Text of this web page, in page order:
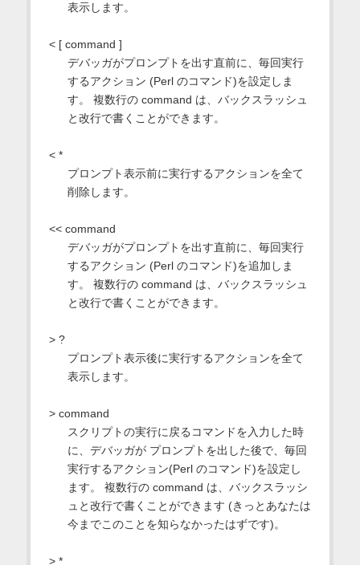
表示します。
< [ command ]
デバッガがプロンプトを出す直前に、毎回実行
するアクション (Perl のコマンド)を設定しま
す。 複数行の command は、バックスラッシュ
と改行で書くことができます。
< *
プロンプト表示前に実行するアクションを全て
削除します。
<< command
デバッガがプロンプトを出す直前に、毎回実行
するアクション (Perl のコマンド)を追加しま
す。 複数行の command は、バックスラッシュ
と改行で書くことができます。
> ?
プロンプト表示後に実行するアクションを全て
表示します。
> command
スクリプトの実行に戻るコマンドを入力した時
に、デバッガが プロンプトを出した後で、毎回
実行するアクション(Perl のコマンド)を設定し
ます。 複数行の command は、バックスラッシ
ュと改行で書くことができます (きっとあなたは
今までこのことを知らなかったはずです)。
> *